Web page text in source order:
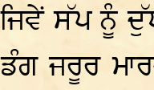
ਜਿਵੇਂ ਸੱਪ ਨੂੰ
ਡੰਗ ਜਰੂਰ